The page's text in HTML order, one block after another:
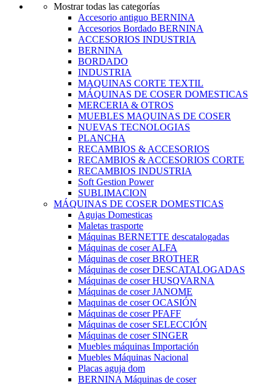
Mostrar todas las categorías
Accesorio antiguo BERNINA
Accesorios Bordado BERNINA
ACCESORIOS INDUSTRIA
BERNINA
BORDADO
INDUSTRIA
MAQUINAS CORTE TEXTIL
MÁQUINAS DE COSER DOMESTICAS
MERCERIA & OTROS
MUEBLES MAQUINAS DE COSER
NUEVAS TECNOLOGIAS
PLANCHA
RECAMBIOS & ACCESORIOS
RECAMBIOS & ACCESORIOS CORTE
RECAMBIOS INDUSTRIA
Soft Gestion Power
SUBLIMACION
MÁQUINAS DE COSER DOMESTICAS
Agujas Domesticas
Maletas trasporte
Máquinas BERNETTE descatalogadas
Máquinas de coser ALFA
Máquinas de coser BROTHER
Máquinas de coser DESCATALOGADAS
Máquinas de coser HUSQVARNA
Máquinas de coser JANOME
Maquinas de coser OCASIÓN
Máquinas de coser PFAFF
Máquinas de coser SELECCIÓN
Máquinas de coser SINGER
Muebles máquinas Importación
Muebles Máquinas Nacional
Placas aguja dom
BERNINA Máquinas de coser